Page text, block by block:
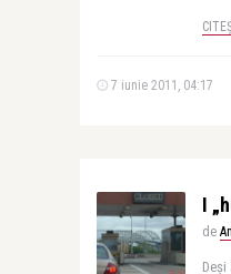
7 iunie 2011, 04:17
I
de